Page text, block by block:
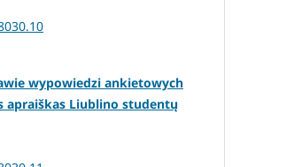
wypowiedzi ankietowych
apraiškas Liublino studentų